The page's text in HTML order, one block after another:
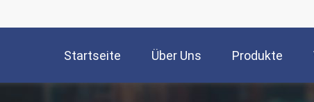
Startseite Über Uns Produkte